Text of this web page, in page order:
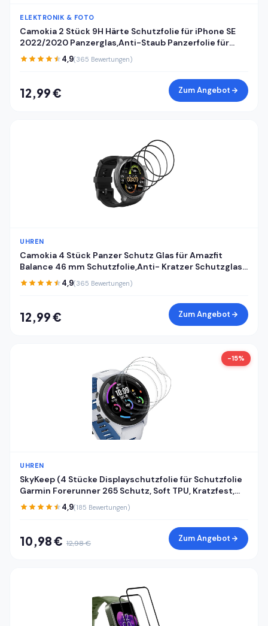
ELEKTRONIK & FOTO
Camokia 2 Stück 9H Härte Schutzfolie für iPhone SE
2022/2020 Panzerglas,Anti-Staub Panzerfolie für
iPhone SE 2022/2020 Schutzglas,HD Klar Volle
Abdeckung Displayschutz
4,9(365 Bewertungen)
12,99 € Zum Angebot
UHREN
Camokia 4 Stück Panzer Schutz Glas für Amazfit
Balance 46 mm Schutzfolie,Anti- Kratzer Schutzglas
für Panzerglas Amazfit Balance 46 mm
Panzerfolie,Fingerabdruck-ID Kompatibel
4,9(365 Bewertungen)
12,99 € Zum Angebot
-15%
UHREN
SkyKeep (4 Stücke Displayschutzfolie für Schutzfolie
Garmin Forerunner 265 Schutz, Soft TPU, Kratzfest,
HD, Anti-Bläschen, Ultra-klar, für Displayschutz
Garmin Forerunner 265 Folie Screen Protector
4,9(185 Bewertungen)
10,98 € 12,98 € Zum Angebot